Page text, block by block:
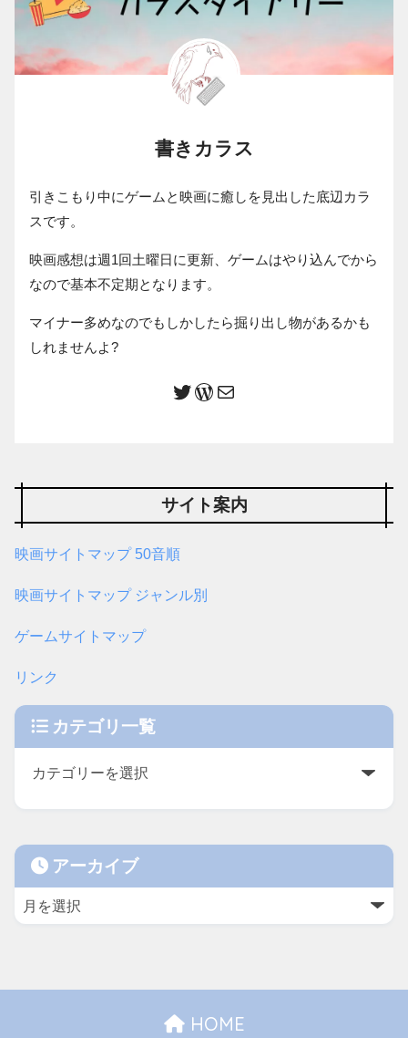
書きカラス
引きこもり中にゲームと映画に癒しを見出した底辺カラ
スです。
映画感想は週1回土曜日に更新、ゲームはやり込んでから
なので基本不定期となります。
マイナー多めなのでもしかしたら掘り出し物があるかも
しれませんよ?
サイト案内
映画サイトマップ 50音順
映画サイトマップ ジャンル別
ゲームサイトマップ
リンク
カテゴリ一覧
アーカイブ
HOME